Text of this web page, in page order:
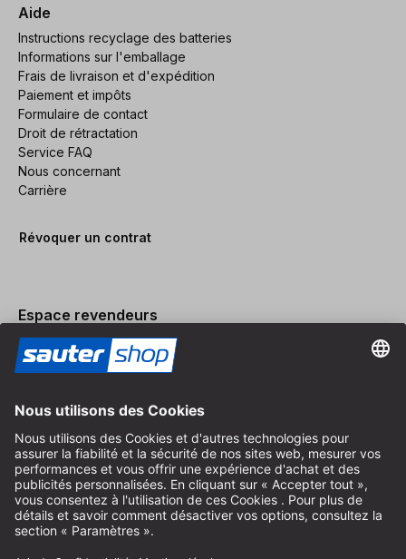
Aide
Instructions recyclage des batteries
Informations sur l'emballage
Frais de livraison et d'expédition
Paiement et impôts
Formulaire de contact
Droit de rétractation
Service FAQ
Nous concernant
Carrière
Révoquer un contrat
Espace revendeurs
Devenir revendeur
Mentions légales
Conditions Générales
Protection des Données
Paramètres des Cookies